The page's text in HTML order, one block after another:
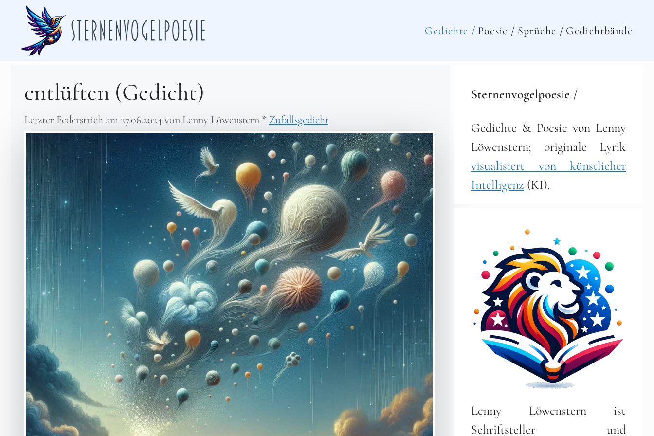
Inhalt
springen
Gedichte / Poesie / Sprüche / Gedichtbände
entlüften (Gedicht)
Letzter Federstrich am 27.06.2024von Lenny Löwenstern * Zufallsgedicht
Sternenvogelpoesie /
Gedichte & Poesie von Lenny
Löwenstern; originale Lyrik
visualisiert von künstlicher
Intelligenz (KI).
Lenny Löwenstern ist
Schriftsteller und